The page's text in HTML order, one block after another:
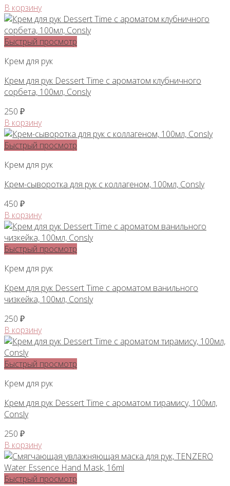
В корзину
Быстрый просмотр
Крем для рук
Крем для рук Dessert Time с ароматом клубничного
сорбета, 100мл, Consly
250 ₽
В корзину
Быстрый просмотр
Крем для рук
Крем-сыворотка для рук с коллагеном, 100мл, Consly
450 ₽
В корзину
Быстрый просмотр
Крем для рук
Крем для рук Dessert Time с ароматом ванильного
чизкейка, 100мл, Consly
250 ₽
В корзину
Быстрый просмотр
Крем для рук
Крем для рук Dessert Time с ароматом тирамису, 100мл,
Consly
250 ₽
В корзину
Быстрый просмотр